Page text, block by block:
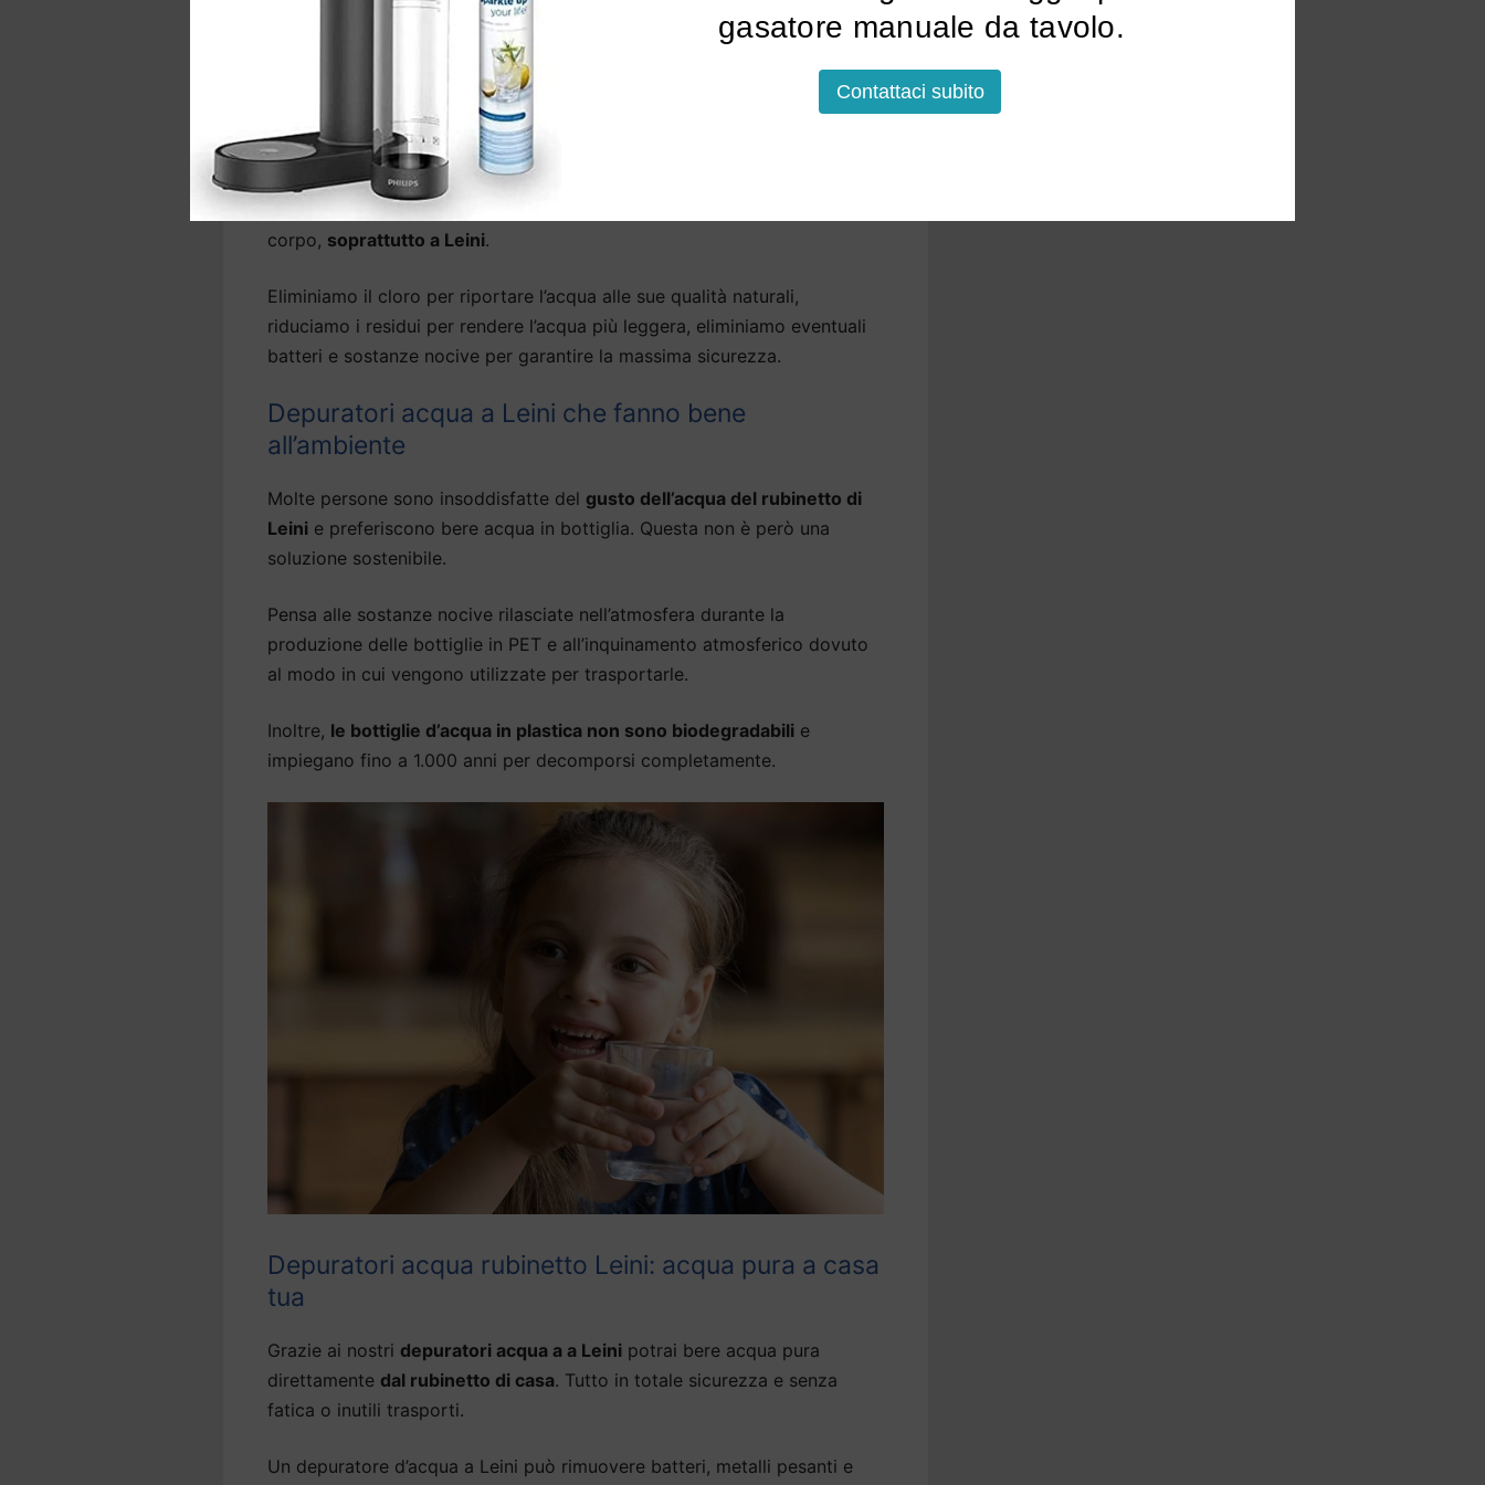
l’installazione a Leini
potrà avvenire sopra o
sotto il lavello e, per alcuni modelli, anche sotto la base della cucina.
Depuratori acqua casa Leini: tutti i vantaggi di un
depuratore
Laqualità dell’acqua
corpo, soprattutto a Leini.
Eliminiamo il cloro per riportare l’acqua alle sue qualità naturali,
riduciamo i residui per rendere l’acqua più leggera, eliminiamo eventuali
batteri e sostanze nocive per garantire la massima sicurezza.
Depuratori acqua a Leini che fanno bene
all’ambiente
Molte persone sono insoddisfatte del gusto dell’acqua del rubinetto di
Leini e preferiscono bere acqua in bottiglia. Questa non è però una
soluzione sostenibile.
Pensa alle sostanze nocive rilasciate nell’atmosfera durante la
produzione delle bottiglie in PET e all’inquinamento atmosferico dovuto
al modo in cui vengono utilizzate per trasportarle.
Inoltre, le bottiglie d’acqua in plastica non sono biodegradabili e
impiegano fino a 1.000 anni per decomporsi completamente.
Depuratori acqua rubinetto Leini: acqua pura a casa
tua
Grazie ai nostri depuratori acqua a a Leini potrai bere acqua pura
direttamente dal rubinetto di casa. Tutto in totale sicurezza e senza
fatica o inutili trasporti.
Un depuratore d’acqua a Leini può rimuovere batteri, metalli pesanti e
gasatore manuale da tavolo.
Contattaci subito